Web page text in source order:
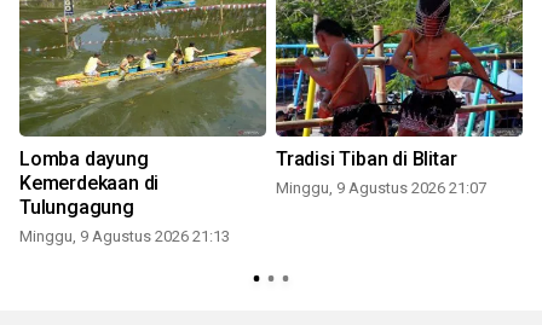
Lomba dayung
Kemerdekaan di
Tulungagung
Minggu, 9 Agustus 2026 21:13
Tradisi Tiban di Blitar
Minggu, 9 Agustus 2026 21:07